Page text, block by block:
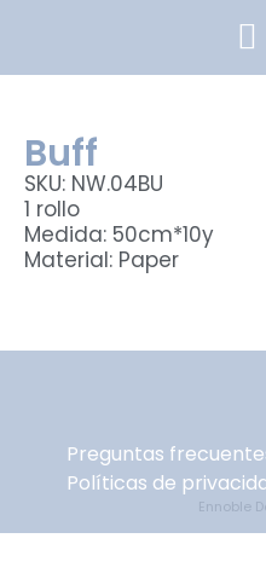
Buff
SKU: NW.04BU
1 rollo
Medida: 50cm*10y
Material: Paper
Preguntas
Políticas de
Ennoble